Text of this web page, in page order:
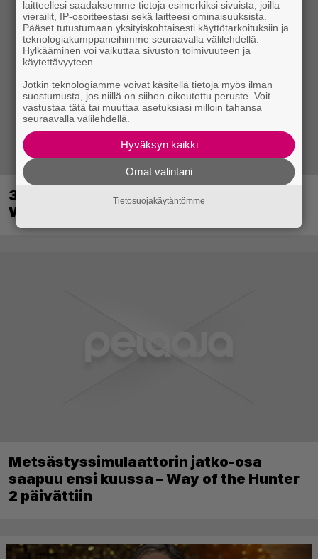
30-vuotias Quake sai uuden episodin
Wolfenstein-kehittäjiltä
Metsästyssimulaattorin jatko-osa
saapuu ensi kuussa – Way of the Hunter
2 päivättiin
laitteellesi saadaksemme tietoja esimerkiksi sivuista, joilla
vierailit, IP-osoitteestasi sekä laitteesi ominaisuuksista.
Pääset tutustumaan yksityiskohtaisesti käyttötarkoituksiin ja
teknologiakumppaneihimme seuraavalla välilehdellä.
Hylkääminen voi vaikuttaa sivuston toimivuuteen ja
käytettävyyteen.
Jotkin teknologiamme voivat käsitellä tietoja myös ilman
suostumusta, jos niillä on siihen oikeutettu peruste. Voit
vastustaa tätä tai muuttaa asetuksiasi milloin tahansa
seuraavalla välilehdellä.
Hyväksyn kaikki
Omat valintani
Tietosuojakäytäntömme